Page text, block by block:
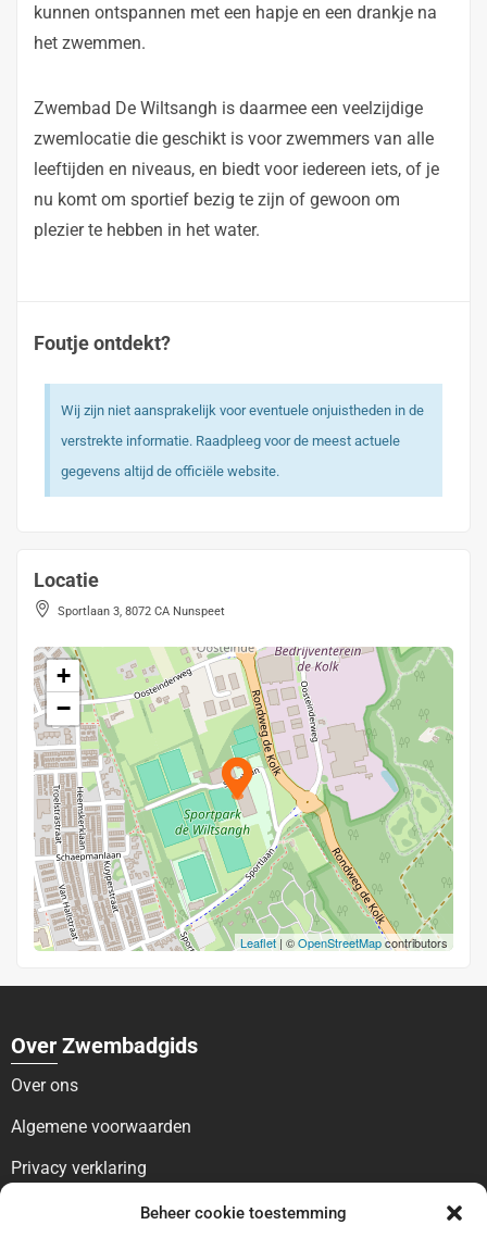
Beheer cookie toestemming
kunnen ontspannen met een hapje en een drankje na
het zwemmen.
Zwembad De Wiltsangh is daarmee een veelzijdige
zwemlocatie die geschikt is voor zwemmers van alle
leeftijden en niveaus, en biedt voor iedereen iets, of je
nu komt om sportief bezig te zijn of gewoon om
plezier te hebben in het water.
Foutje ontdekt?
Wij zijn niet aansprakelijk voor eventuele onjuistheden in de
verstrekte informatie. Raadpleeg voor de meest actuele
gegevens altijd de officiële website.
Locatie
Sportlaan 3, 8072 CA Nunspeet
+
−
Leaflet| ©OpenStreetMapcontributors
Over Zwembadgids
Over ons
Algemene voorwaarden
Privacy verklaring
Voor bezoekers